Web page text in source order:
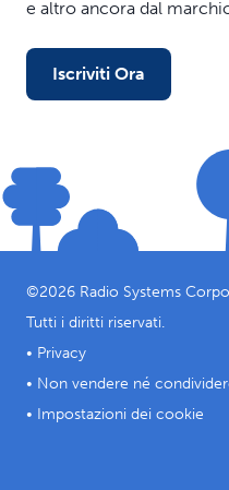
e altro ancora dal
Iscriviti Ora
©2026 Radio Systems
Tutti i diritti riservati.
• Privacy
• Non vendere né
• Impostazioni dei cookie